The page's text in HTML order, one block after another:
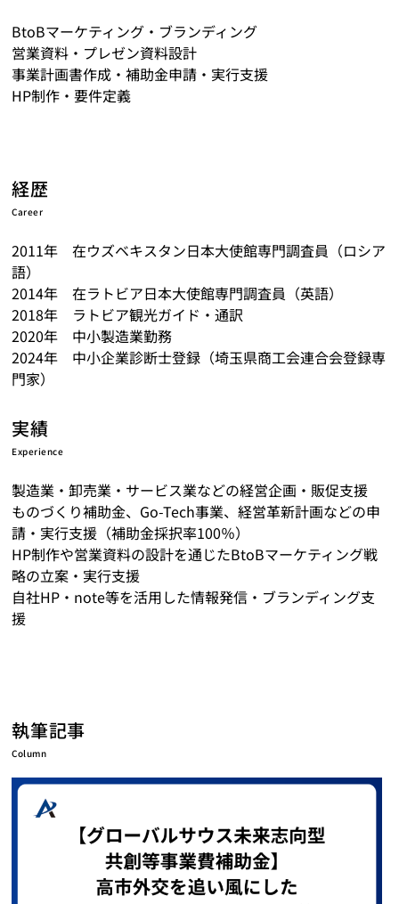
BtoBマーケティング・ブランディング
営業資料・プレゼン資料設計
事業計画書作成・補助金申請・実行支援
HP制作・要件定義
経歴
Career
2011年 在ウズベキスタン日本大使館専門調査員（ロシア
語）
2014年 在ラトビア日本大使館専門調査員（英語）
2018年 ラトビア観光ガイド・通訳
2020年 中小製造業勤務
2024年 中小企業診断士登録（埼玉県商工会連合会登録専
門家）
実績
Experience
製造業・卸売業・サービス業などの経営企画・販促支援
ものづくり補助金、Go-Tech事業、経営革新計画などの申
請・実行支援（補助金採択率100％）
HP制作や営業資料の設計を通じたBtoBマーケティング戦
略の立案・実行支援
自社HP・note等を活用した情報発信・ブランディング支
援
執筆記事
Column